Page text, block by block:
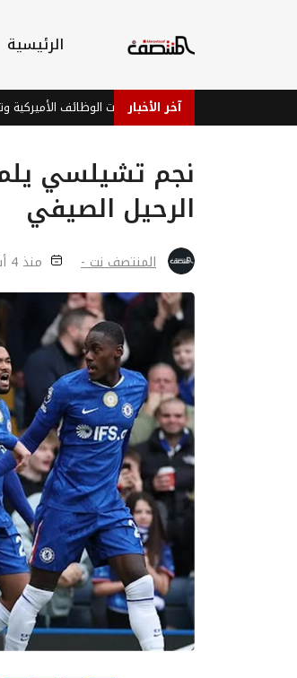
الرئيسية
آخر الأخبار
يتماسك وسط ترقب بيانات الوظائف الأميركية وتطورات
نجم تشيلسي
الرحيل الصيفي
المنتصف نت - منذ 4 أشهر